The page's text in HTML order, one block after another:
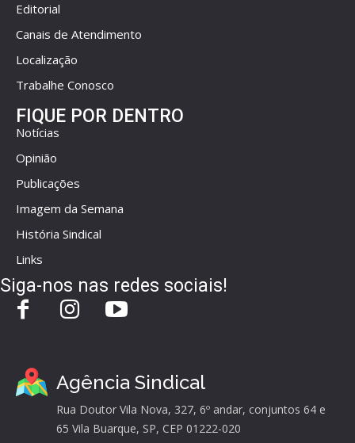
Editorial
Canais de Atendimento
Localização
Trabalhe Conosco
FIQUE POR DENTRO
Notícias
Opinião
Publicações
Imagem da Semana
História Sindical
Links
Siga-nos nas redes sociais!
Agência Sindical
Rua Doutor Vila Nova, 327, 6º andar, conjuntos 64 e
65 Vila Buarque, SP, CEP 01222-020